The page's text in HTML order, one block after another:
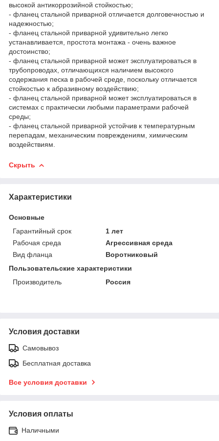
высокой антикоррозийной стойкостью;
- фланец стальной приварной отличается долговечностью и
надежностью;
- фланец стальной приварной удивительно легко
устанавливается, простота монтажа - очень важное
достоинство;
- фланец стальной приварной может эксплуатироваться в
трубопроводах, отличающихся наличием высокого
содержания песка в рабочей среде, поскольку отличается
стойкостью к абразивному воздействию;
- фланец стальной приварной может эксплуатироваться в
системах с практически любыми параметрами рабочей
среды;
- фланец стальной приварной устойчив к температурным
перепадам, механическим повреждениям, химическим
воздействиям.
Скрыть
Характеристики
Основные
Гарантийный срок
1 лет
Рабочая среда
Агрессивная среда
Вид фланца
Воротниковый
Пользовательские характеристики
Производитель
Россия
Условия доставки
Самовывоз
Бесплатная доставка
Все условия доставки
Условия оплаты
Наличными